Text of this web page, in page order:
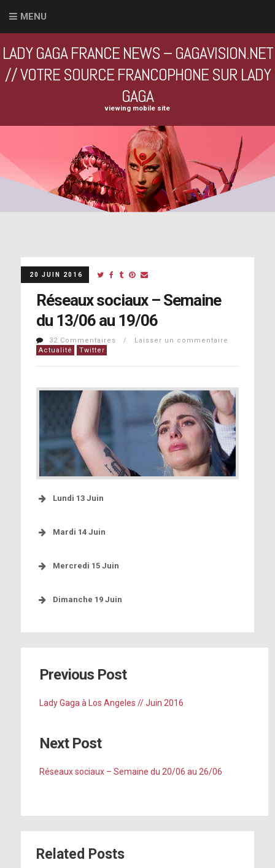
MENU
LADY GAGA FRANCE NEWS – GAGAVISION.NET
// VOTRE SOURCE FRANCOPHONE SUR LADY
GAGA
viewing mobile site
20 JUIN 2016
Réseaux sociaux – Semaine
du 13/06 au 19/06
32 Commentaires / Laisser un commentaire
Actualité
Twitter
Lundi 13 Juin
http://bit.ly/1Uw9V9K
http://gofundme.com/PulseVictimsFund
Mardi 14 Juin
Mercredi 15 Juin
[photo]
Dimanche 19 Juin
Previous Post
Lady Gaga à Los Angeles // Juin 2016
Next Post
Réseaux sociaux – Semaine du 20/06 au 26/06
Related Posts